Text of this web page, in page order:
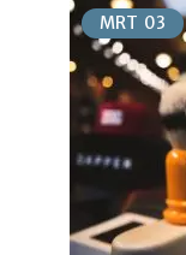
MRT 03